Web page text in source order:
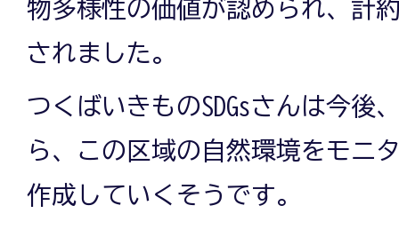
物多様性の価値が認められ、計
されました。
つくばいきものSDGsさんは今後
ら、この区域の自然環境をモニ
作成していくそうです。